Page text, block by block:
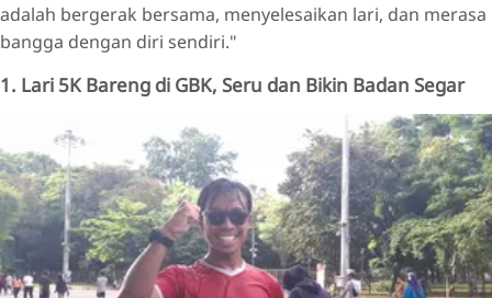
adalah bergerak bersama, menyelesaikan lari, dan merasa
bangga dengan diri sendiri."
1. Lari 5K Bareng di GBK, Seru dan Bikin Badan Segar